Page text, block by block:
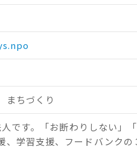
まちづくり
です。「お断わりしない」
、学習支援、フードバンクの